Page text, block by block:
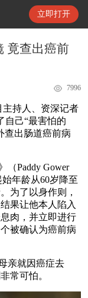
立即打开
竟查出癌前
7996
主持人、资深记者
自己“最害怕的
出肠道癌前病
（Paddy Gower
始年龄从60岁降至
为了以身作则，
果让他本人陷入
肉，并立即进行
被确认为癌前病
亲就因癌症去
常可怕。